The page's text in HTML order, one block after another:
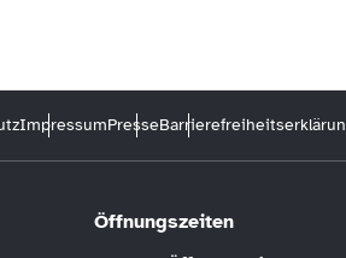
ImpressumPresse
Öffnungszeiten